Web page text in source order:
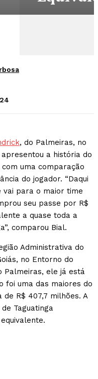
, do Palmeiras, no
a história do
com uma comparação
do jogador. “Daqui
vai para o maior time
seu passe por R$
a quase toda a
comparou Bial.
Administrativa do
no Entorno do
Palmeiras, ele já está
foi uma das maiores do
R$ 407,7 milhões. A
Taguatinga